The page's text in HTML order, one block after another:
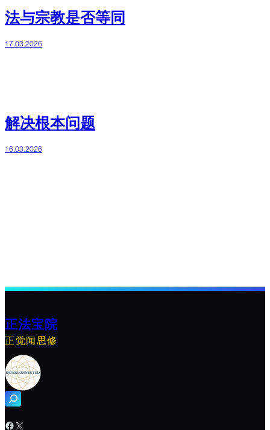
法与宗教是否等同
17.03.2026
解决根本问题
16.03.2026
正法宝院
正觉闻思修
搜
索
Facebook X